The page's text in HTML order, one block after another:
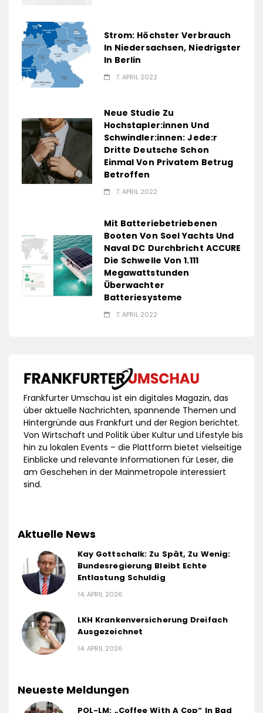
Strom: Höchster Verbrauch
In Niedersachsen, Niedrigster
In Berlin
7. APRIL 2022
Neue Studie Zu
Hochstapler:innen Und
Schwindler:innen: Jede:r
Dritte Deutsche Schon
Einmal Von Privatem Betrug
Betroffen
7. APRIL 2022
Mit Batteriebetriebenen
Booten Von Soel Yachts Und
Naval DC Durchbricht ACCURE
Die Schwelle Von 1.111
Megawattstunden
Überwachter
Batteriesysteme
7. APRIL 2022
Frankfurter Umschau ist ein digitales Magazin, das
über aktuelle Nachrichten, spannende Themen und
Hintergründe aus Frankfurt und der Region berichtet.
Von Wirtschaft und Politik über Kultur und Lifestyle bis
hin zu lokalen Events – die Plattform bietet vielseitige
Einblicke und relevante Informationen für Leser, die
am Geschehen in der Mainmetropole interessiert
sind.
Aktuelle News
Kay Gottschalk: Zu Spät, Zu Wenig:
Bundesregierung Bleibt Echte
Entlastung Schuldig
14. APRIL 2026
LKH Krankenversicherung Dreifach
Ausgezeichnet
14. APRIL 2026
Neueste Meldungen
POL-LM: „Coffee With A Cop“ In Bad